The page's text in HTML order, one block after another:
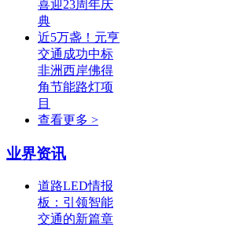
喜迎23周年庆
典
近5万盏！元亨
交通成功中标
非洲西岸佛得
角节能路灯项
目
查看更多 >
业界资讯
道路LED情报
板：引领智能
交通的新篇章